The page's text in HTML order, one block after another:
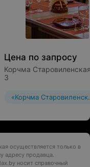
Цена по запросу
Корчма
3
«Корчма
осуществляется только в
адресу продавца.
носит справочный